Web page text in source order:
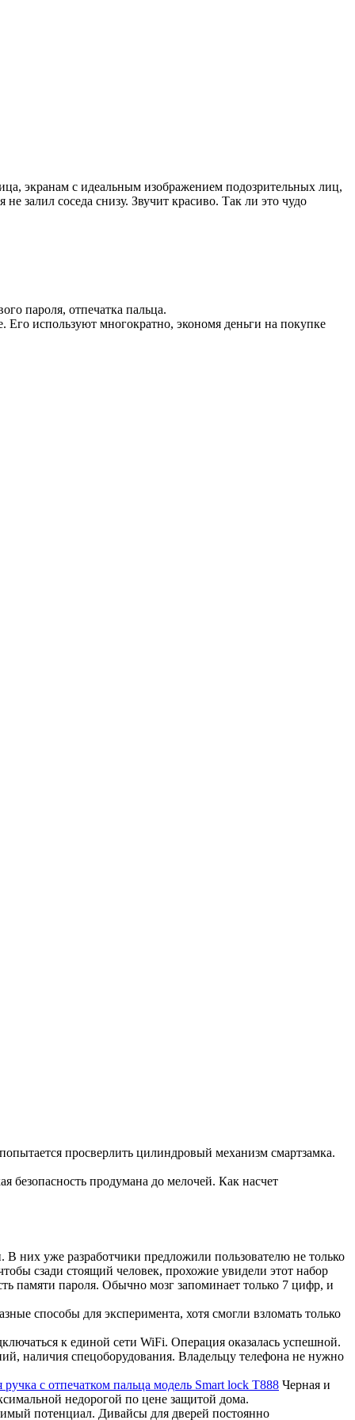
экранам с идеальным изображением подозрительных лиц,
залил соседа снизу. Звучит красиво. Так ли это чудо
пароля, отпечатка пальца.
Его используют многократно, экономя деньги на покупке
просверлить цилиндровый механизм смартзамка.
безопасность продумана до мелочей. Как насчет
них уже разработчики предложили пользователю не только
сзади стоящий человек, прохожие увидели этот набор
памяти пароля. Обычно мозг запоминает только 7 цифр, и
способы для эксперимента, хотя смогли взломать только
к единой сети WiFi. Операция оказалась успешной.
наличия спецоборудования. Владельцу телефона не нужно
ручка с отпечатком пальца модель Smart lock T888 Черная и
недорогой по цене защитой дома.
потенциал. Дивайсы для дверей постоянно